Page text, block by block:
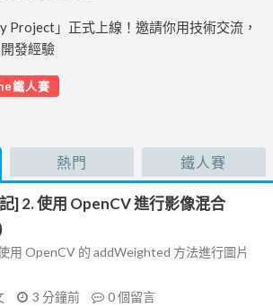
Project」正式上線！邀請你用技術交流，
發經驗
鐵人賽
熱門 鐵人賽
] 2. 使用 OpenCV 進行影像混合
用 OpenCV 的 addWeighted 方法進行圖片
3 分鐘前 0個留言